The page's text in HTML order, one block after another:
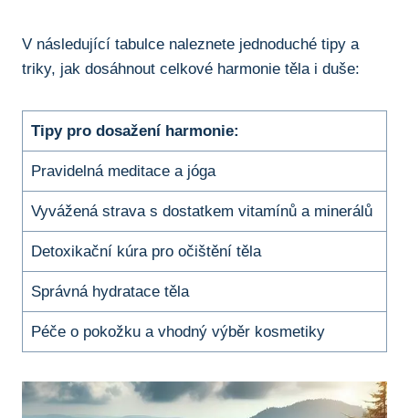
V následující tabulce naleznete jednoduché tipy a
triky, jak dosáhnout celkové harmonie těla i duše:
Tipy pro dosažení harmonie:
Pravidelná meditace a jóga
Vyvážená strava s dostatkem vitamínů a minerálů
Detoxikační kúra pro očištění těla
Správná hydratace těla
Péče o pokožku a vhodný výběr kosmetiky